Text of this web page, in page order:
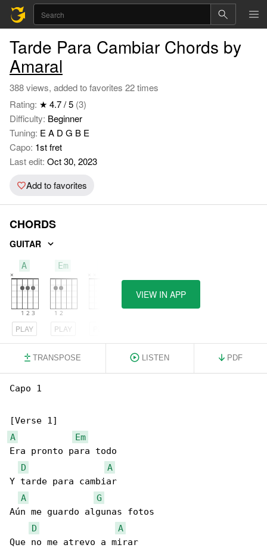
Tarde Para Cambiar Chords by
Amaral
388 views, added to favorites 22 times
Rating: ★ 4.7 / 5 (3)
Difficulty: Beginner
Tuning: E A D G B E
Capo: 1st fret
Last edit: Oct 30, 2023
Add to favorites
CHORDS
GUITAR
A
PLAY
Em
PLAY
VIEW IN APP
TRANSPOSE LISTEN PDF
Capo 1
A
Em
Era pronto para todo
D
A
Y tarde para cambiar
A
G
Aún me guardo algunas fotos
D
A
Que no me atrevo a mirar